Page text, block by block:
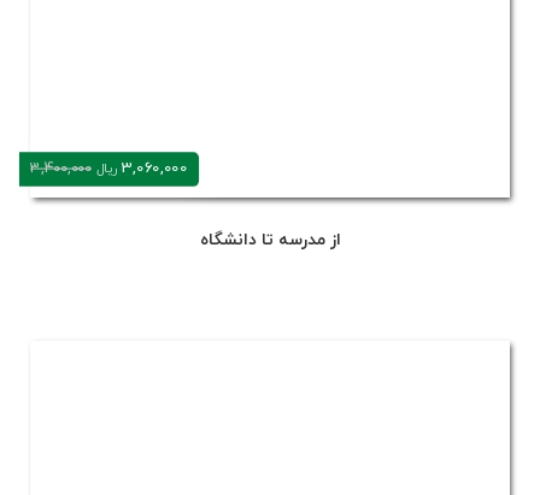
3,060,000 ریال 3,400,000
از مدرسه تا دانشگاه